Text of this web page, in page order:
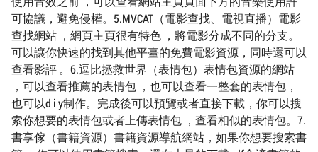
可協議，避免侵權。5.MVCAT（電影查找、電視直播）電影
查找網站 ，網頁主頁很有特色 ，將電影分成不同的分支。
可以讓你快速的找到其他平臺的免費電影資源，同時還可以
查看影評 。6.逗比拯救世界（表情包）表情包資源的網站
，可以查看推薦的表情包 ，也可以查看一整套的表情包，
也可以d i y制作。完成後可以預覽或者直接下載，你可以搜
索你想要的表情包或者上傳表情包 ，查看相似的表情包。7.
書享傢（書籍資源）書籍資源導航網站，如果你想要搜索書